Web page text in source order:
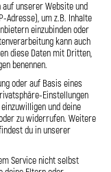
jeden Meter ankommt.
Spiegler bietet eine sichere
Ansprüche im
für optimale
Fixierung. Er
Die einfache
hochwertige Material
unter den
unverzichtbare
bei sportlichen
unserer Website und
Adresse), um z.B. Inhalte
einzubinden oder
kann auch
diese Daten mit Dritten,
benennen.
oder auf Basis eines
Einstellungen
und deine
zu widerrufen. Weitere
du in unserer
Service nicht selbst